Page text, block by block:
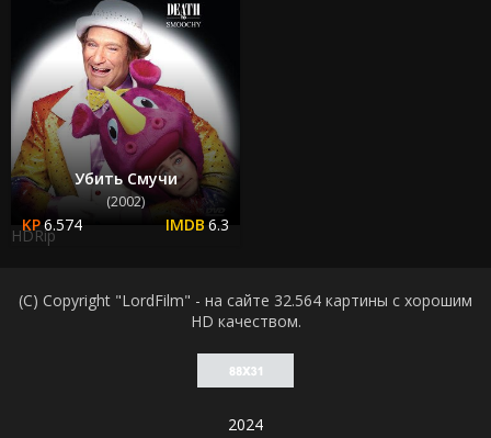
Убить Смучи
(2002)
6.574 6.3
HDRip
(C) Copyright "LordFilm" - на сайте 32.564 картины с хорошим
HD качеством.
2024